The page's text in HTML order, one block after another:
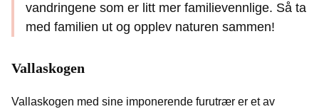
vandringene som er litt mer familievennlige. Så ta
med familien ut og opplev naturen sammen!
Vallaskogen
Vallaskogen med sine imponerende furutrær er et av